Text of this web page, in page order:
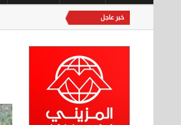
خبر عاجل